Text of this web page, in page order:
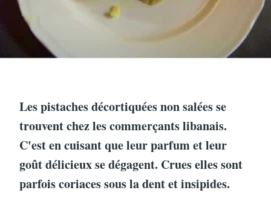
Les pistaches décortiquées non salées se
trouvent chez les commerçants libanais.
C'est en cuisant que leur parfum et leur
goût délicieux se dégagent. Crues elles sont
parfois coriaces sous la dent et insipides.